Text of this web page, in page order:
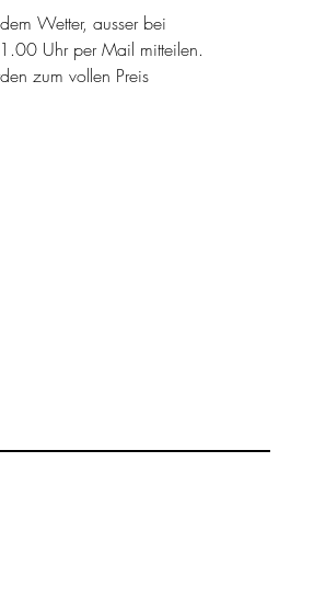
Wetter, ausser bei
Uhr per Mail mitteilen.
zum vollen Preis